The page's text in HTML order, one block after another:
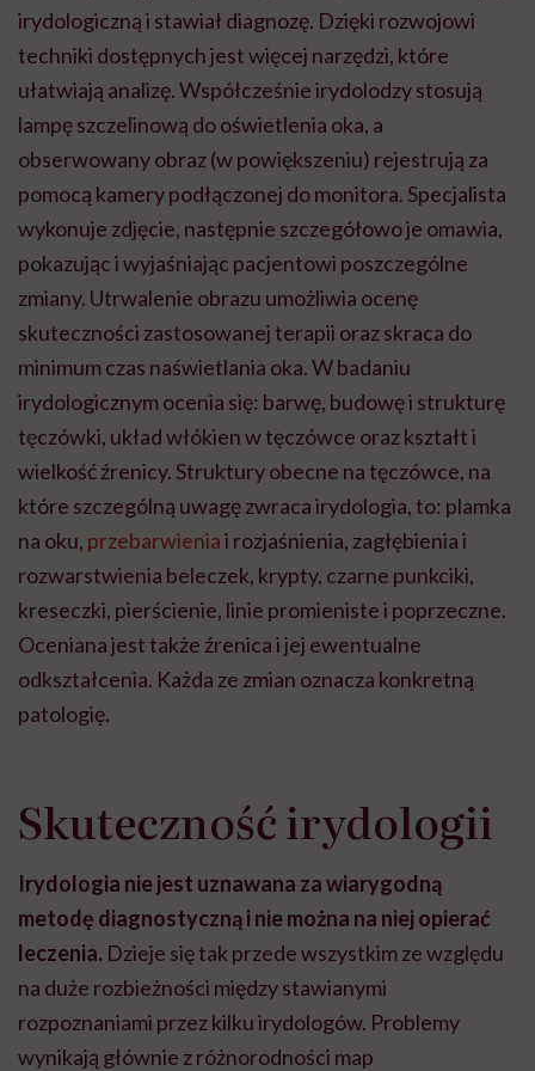
irydologiczną i stawiał diagnozę. Dzięki rozwojowi
techniki dostępnych jest więcej narzędzi, które
ułatwiają analizę. Współcześnie irydolodzy stosują
lampę szczelinową do oświetlenia oka, a
obserwowany obraz (w powiększeniu) rejestrują za
pomocą kamery podłączonej do monitora. Specjalista
wykonuje zdjęcie, następnie szczegółowo je omawia,
pokazując i wyjaśniając pacjentowi poszczególne
zmiany. Utrwalenie obrazu umożliwia ocenę
skuteczności zastosowanej terapii oraz skraca do
minimum czas naświetlania oka. W badaniu
irydologicznym ocenia się: barwę, budowę i strukturę
tęczówki, układ włókien w tęczówce oraz kształt i
wielkość źrenicy.Struktury obecne na tęczówce, na
które szczególną uwagę zwraca irydologia, to: plamka
na oku, przebarwieniai rozjaśnienia, zagłębienia i
rozwarstwienia beleczek, krypty, czarne punkciki,
kreseczki, pierścienie, linie promieniste i poprzeczne.
Oceniana jest także źrenica i jej ewentualne
odkształcenia. Każda ze zmian oznacza konkretną
patologię.
Skuteczność irydologii
Irydologia nie jest uznawana za wiarygodną
metodę diagnostyczną i nie można na niej opierać
leczenia. Dzieje się tak przede wszystkim ze względu
na duże rozbieżności między stawianymi
rozpoznaniami przez kilku irydologów. Problemy
wynikają głównie z różnorodności map